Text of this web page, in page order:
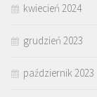
kwiecień 2024
grudzień 2023
październik 2023